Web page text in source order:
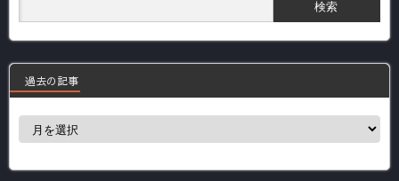
過去の記事
過
事